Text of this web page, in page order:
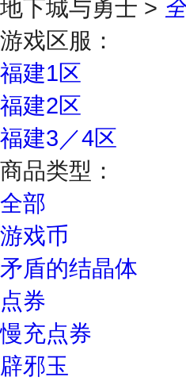
地下城与勇士 >
游戏区服：
福建1区
福建2区
福建3／4区
商品类型：
全部
游戏币
矛盾的结晶体
点券
慢充点券
辟邪玉